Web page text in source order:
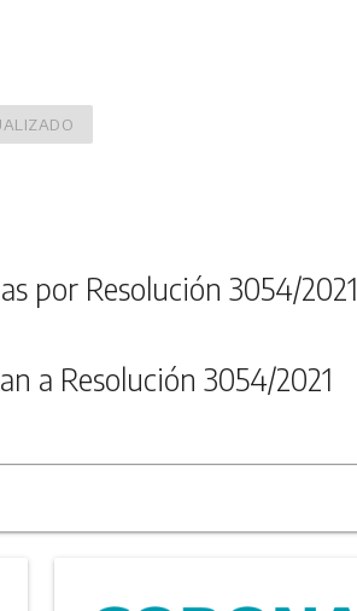
por Resolución 3054/2021
a Resolución 3054/2021